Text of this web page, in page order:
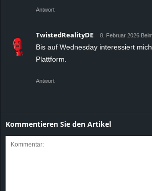
Antwort
TwistedRealityDE 8. Februar 2026
Bis auf Wednesday interessiert
Plattform.
Antwort
Kommentieren Sie den Artikel